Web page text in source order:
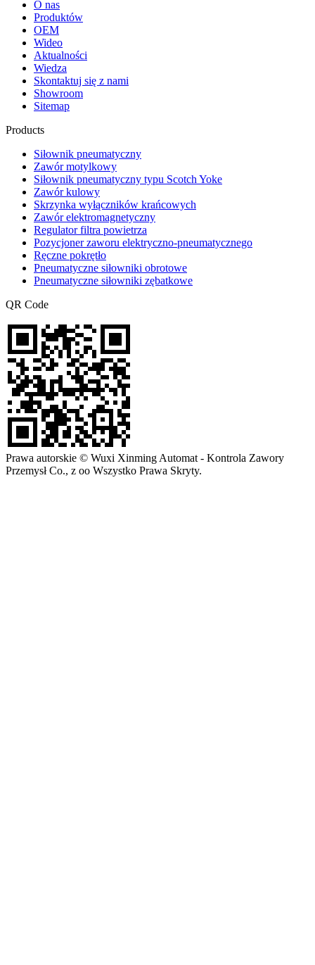
O nas
Produktów
OEM
Wideo
Aktualności
Wiedza
Skontaktuj się z nami
Showroom
Sitemap
Products
Siłownik pneumatyczny
Zawór motylkowy
Siłownik pneumatyczny typu Scotch Yoke
Zawór kulowy
Skrzynka wyłączników krańcowych
Zawór elektromagnetyczny
Regulator filtra powietrza
Pozycjoner zaworu elektryczno-pneumatycznego
Ręczne pokrętło
Pneumatyczne siłowniki obrotowe
Pneumatyczne siłowniki zębatkowe
QR Code
Prawa autorskie © Wuxi Xinming Automat - Kontrola Zawory
Przemysł Co., z oo Wszystko Prawa Skryty.